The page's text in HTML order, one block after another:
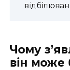
Чому
він може